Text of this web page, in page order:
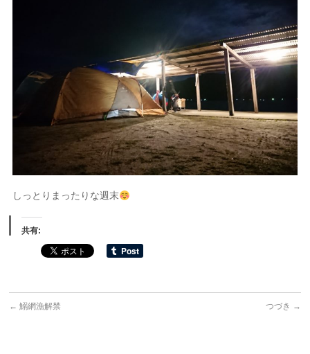
しっとりまったりな週末
共有:
← 鰯網漁解禁 つづき →